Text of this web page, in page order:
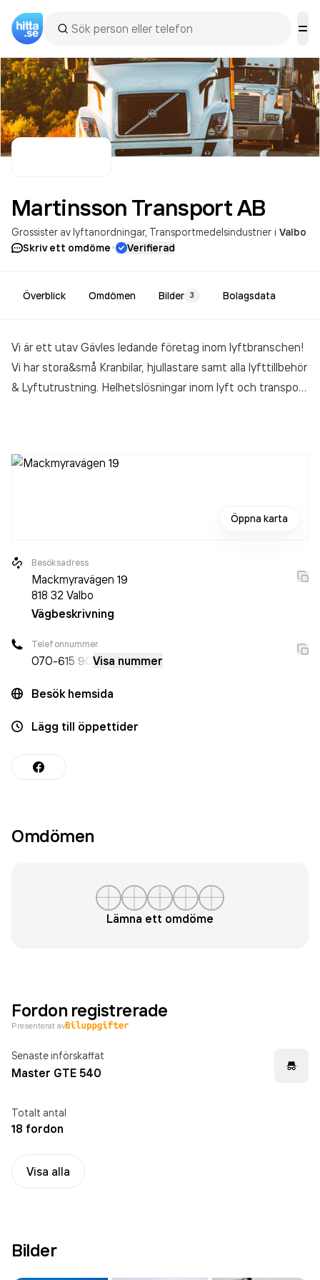
Martinsson TransportAB
Grossister av lyftanordningar Transportmedelsindustrier i Valbo
Skriv ett omdöme· Verifierad
Överblick Omdömen Bilder 3 Bolagsdata
Vi är ett utav Gävles ledande företag inom lyftbranschen!
Vi har stora&små Kranbilar, hjullastare samt alla lyfttillbehör
& Lyftutrustning. Helhetslösningar inom lyft och transport
Öppna karta
Besöksadress
Mackmyravägen 19
818 32 Valbo
Vägbeskrivning
Telefonnummer
070-615 90 Visa nummer
Besök hemsida
Lägg till öppettider
Omdömen
Lämna ett omdöme
Fordon registrerade
Presenterat av
Senaste införskaffat
Master GTE 540
Totalt antal
18 fordon
Visa alla
Bilder